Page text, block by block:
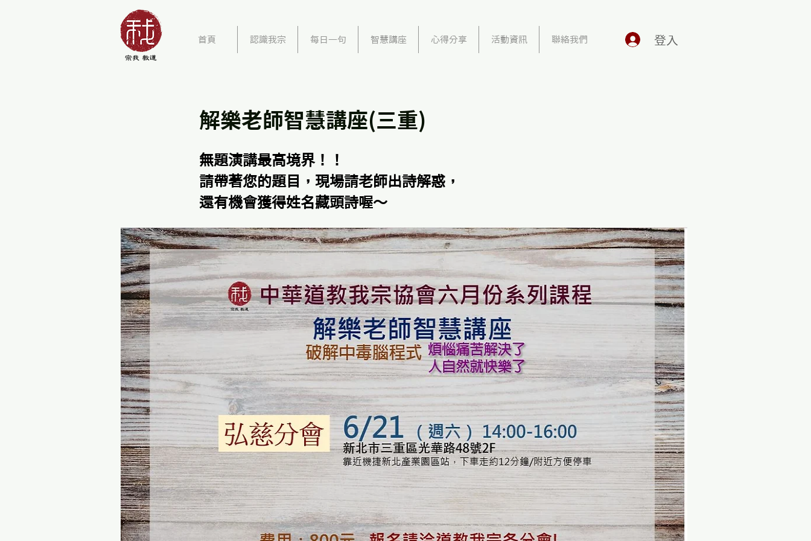
首頁 認識我宗 每日一句 智慧講座 心得分享 活動資訊 聯絡我們 登入
解樂老師智慧講座(三重)
無題演講最高境界！！
請帶著您的題目，現場請老師出詩解惑，
還有機會獲得姓名藏頭詩喔～